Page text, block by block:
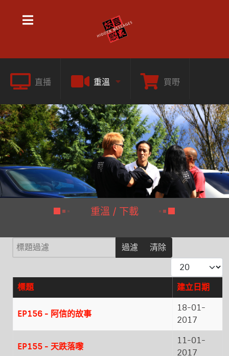
直播 重溫 買嘢
重溫 / 下載
標題過濾 過濾
清除
每頁顯示條數
標題 建立日期
EP156 - 阿信的故事
18-01-
2017
EP155 - 天跌落嚟
11-01-
2017